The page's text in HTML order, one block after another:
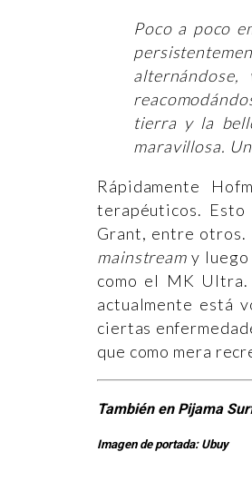
Poco a poco
tierra y la
maravillosa.
Rápidamente
terapéuticos.
Grant, entre otros.
mainstream y
como el MK Ultra.
actualmente está
ciertas
que como mera
También en Pijama
Imagen de portada: Ubuy